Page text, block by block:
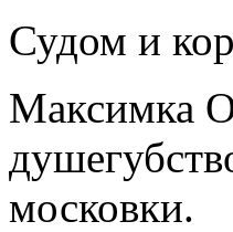
Судом и
Максимка
московки.